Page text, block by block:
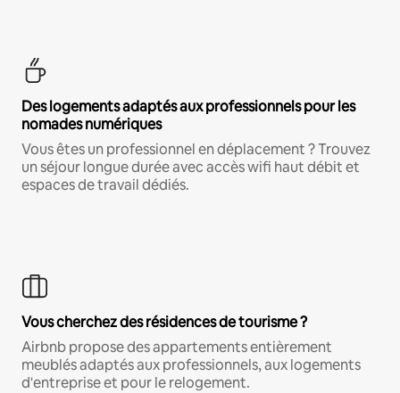
Des logements adaptés aux professionnels pour les
nomades numériques
Vous êtes un professionnel en déplacement ? Trouvez
un séjour longue durée avec accès wifi haut débit et
espaces de travail dédiés.
Vous cherchez des résidences de tourisme ?
Airbnb propose des appartements entièrement
meublés adaptés aux professionnels, aux logements
d'entreprise et pour le relogement.